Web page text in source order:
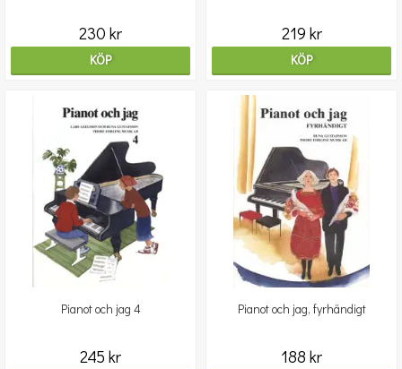
230 kr
KÖP
219 kr
KÖP
Pianot och jag 4
245 kr
Pianot och jag, fyrhändigt
188 kr